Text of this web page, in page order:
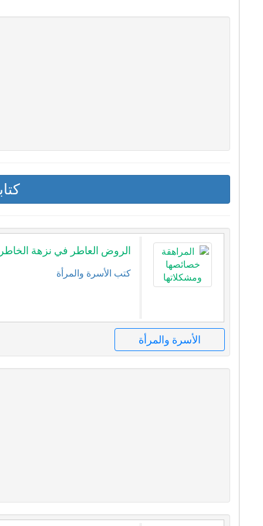
الروض العاطر في نزهة
كتب الأسرة والمرأة
الأسرة والمرأة